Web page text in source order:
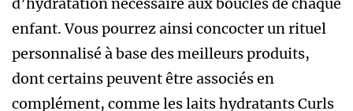
enfant. Vous pourrez ainsi concocter un rituel
personnalisé à base des meilleurs produits,
dont certains peuvent être associés en
complément, comme les laits hydratants Curls